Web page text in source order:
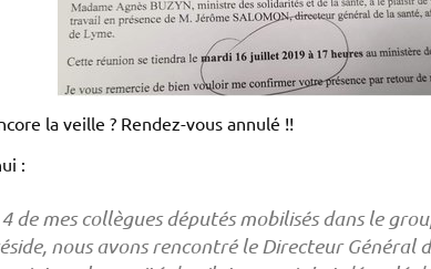
la veille ? Rendez-vous annulé !!
:
de mes collègues députés mobilisés dans le
nous avons rencontré le Directeur Général